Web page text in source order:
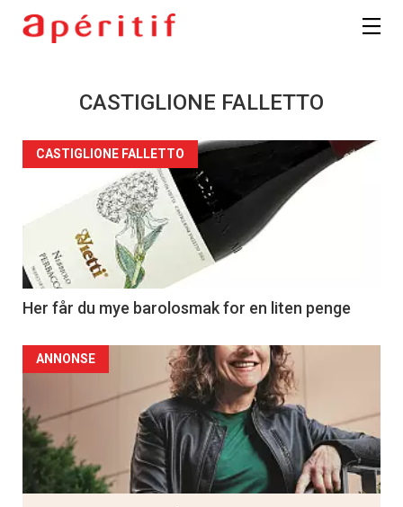
CASTIGLIONE FALLETTO
CASTIGLIONE FALLETTO
Her får du mye barolosmak for en liten penge
ANNONSE